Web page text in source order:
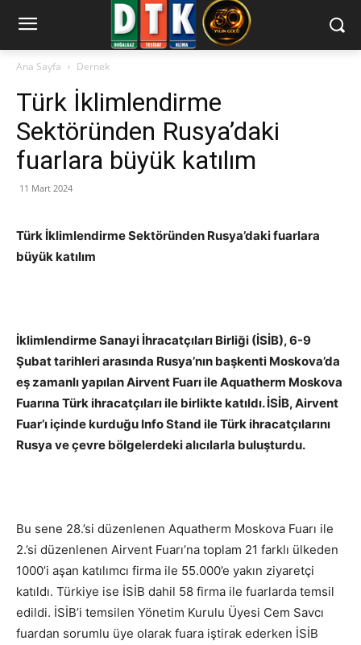
Ana Sayfa Dernek
Türk İklimlendirme
Sektöründen Rusya’daki
fuarlara büyük katılım
11 Mart 2024
Türk İklimlendirme Sektöründen Rusya’daki fuarlara
büyük katılım
İklimlendirme Sanayi İhracatçıları Birliği (İSİB), 6-9
Şubat tarihleri arasında Rusya’nın başkenti Moskova’da
eş zamanlı yapılan Airvent Fuarı ile Aquatherm Moskova
Fuarına Türk ihracatçıları ile birlikte katıldı. İSİB, Airvent
Fuar’ı içinde kurduğu Info Stand ile Türk ihracatçılarını
Rusya ve çevre bölgelerdeki alıcılarla buluşturdu.
Bu sene 28.’si düzenlenen Aquatherm Moskova Fuarı ile
2.’si düzenlenen Airvent Fuarı’na toplam 21 farklı ülkeden
1000’i aşan katılımcı firma ile 55.000’e yakın ziyaretçi
katıldı. Türkiye ise İSİB dahil 58 firma ile fuarlarda temsil
edildi. İSİB’i temsilen Yönetim Kurulu Üyesi Cem Savcı
fuardan sorumlu üye olarak fuara iştirak ederken İSİB